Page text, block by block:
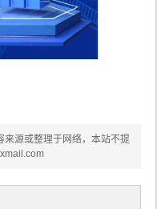
来源或整理于网络，本站不提